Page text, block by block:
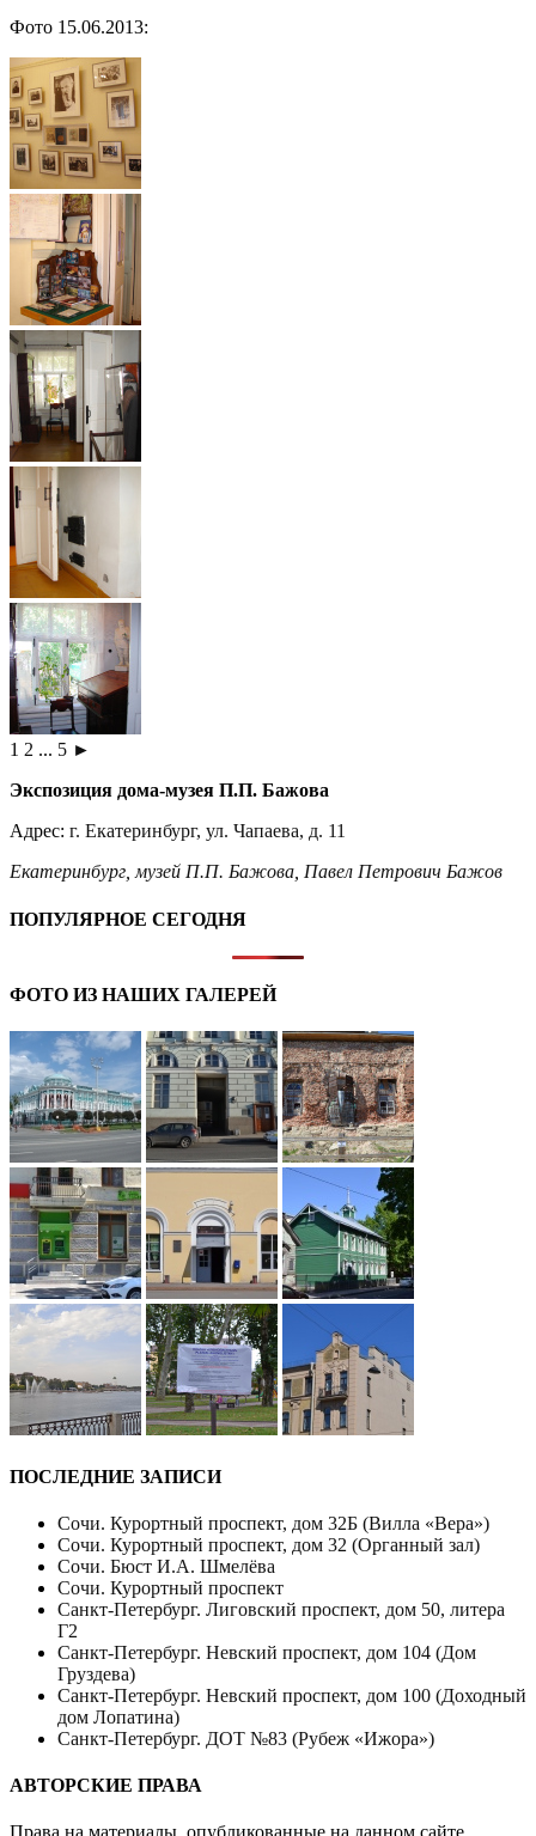
Фото 15.06.2013:
1 2 ... 5 ►
Экспозиция дома-музея П.П. Бажова
Адрес: г. Екатеринбург, ул. Чапаева, д. 11
Екатеринбург музей П.П. Бажова Павел Петрович Бажов
ПОПУЛЯРНОЕ СЕГОДНЯ
ФОТО ИЗ НАШИХ ГАЛЕРЕЙ
ПОСЛЕДНИЕ ЗАПИСИ
Сочи. Курортный проспект, дом 32Б (Вилла «Вера»)
Сочи. Курортный проспект, дом 32 (Органный зал)
Сочи. Бюст И.А. Шмелёва
Сочи. Курортный проспект
Санкт-Петербург. Лиговский проспект, дом 50, литера
Г2
Санкт-Петербург. Невский проспект, дом 104 (Дом
Груздева)
Санкт-Петербург. Невский проспект, дом 100 (Доходный
дом Лопатина)
Санкт-Петербург. ДОТ №83 (Рубеж «Ижора»)
АВТОРСКИЕ ПРАВА